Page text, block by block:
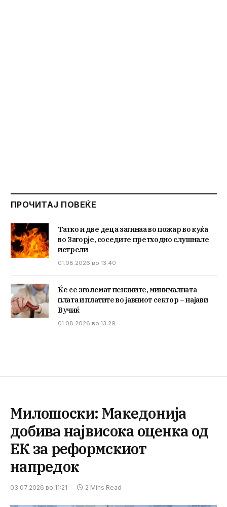
ПРОЧИТАЈ ПОВЕЌЕ
Татко и две деца загинаа во пожар во куќа
во Загорје, соседите претходно слушнале
истрели
01.08.2026 во 13:40
Ќе се зголемат пензиите, минималната
плата и платите во јавниот сектор – најави
Вучиќ
01.08.2026 во 13:29
Милошоски: Македонија
добива највисока оценка од
ЕК за реформскиот
напредок
03.07.2026 во 11:21 2 Mins Read